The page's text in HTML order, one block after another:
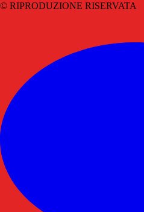
© RIPRODUZIONE RISERVATA